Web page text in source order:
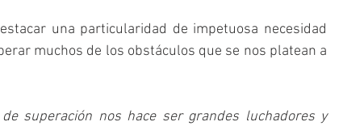
una particularidad de impetuosa necesidad
muchos de los obstáculos que se nos platean a
superación nos hace ser grandes luchadores y